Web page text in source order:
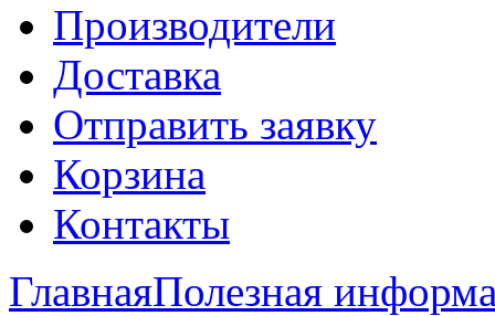
Производители
Доставка
Отправить заявку
Корзина
Контакты
ГлавнаяПолезная